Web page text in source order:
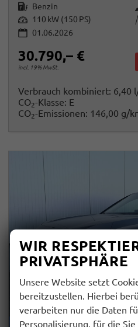
Kraftstoff Benzin
Leistung 110 kW (150 PS)
01.06.2026
30.790,– €
incl. 19% MwSt.
Verbrauch kombiniert: 6,40
CO2-Klasse: E
CO2-Emissionen: 146,00 g/
WIR
PRIVATSPHÄRE
Unsere Website setzt
bereitzustellen. Hierbei
verarbeiten nur die Daten
Personalisierung, für die